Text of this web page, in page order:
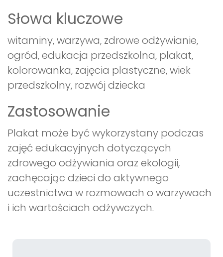
Słowa kluczowe
witaminy, warzywa, zdrowe odżywianie,
ogród, edukacja przedszkolna, plakat,
kolorowanka, zajęcia plastyczne, wiek
przedszkolny, rozwój dziecka
Zastosowanie
Plakat może być wykorzystany podczas
zajęć edukacyjnych dotyczących
zdrowego odżywiania oraz ekologii,
zachęcając dzieci do aktywnego
uczestnictwa w rozmowach o warzywach
i ich wartościach odżywczych.